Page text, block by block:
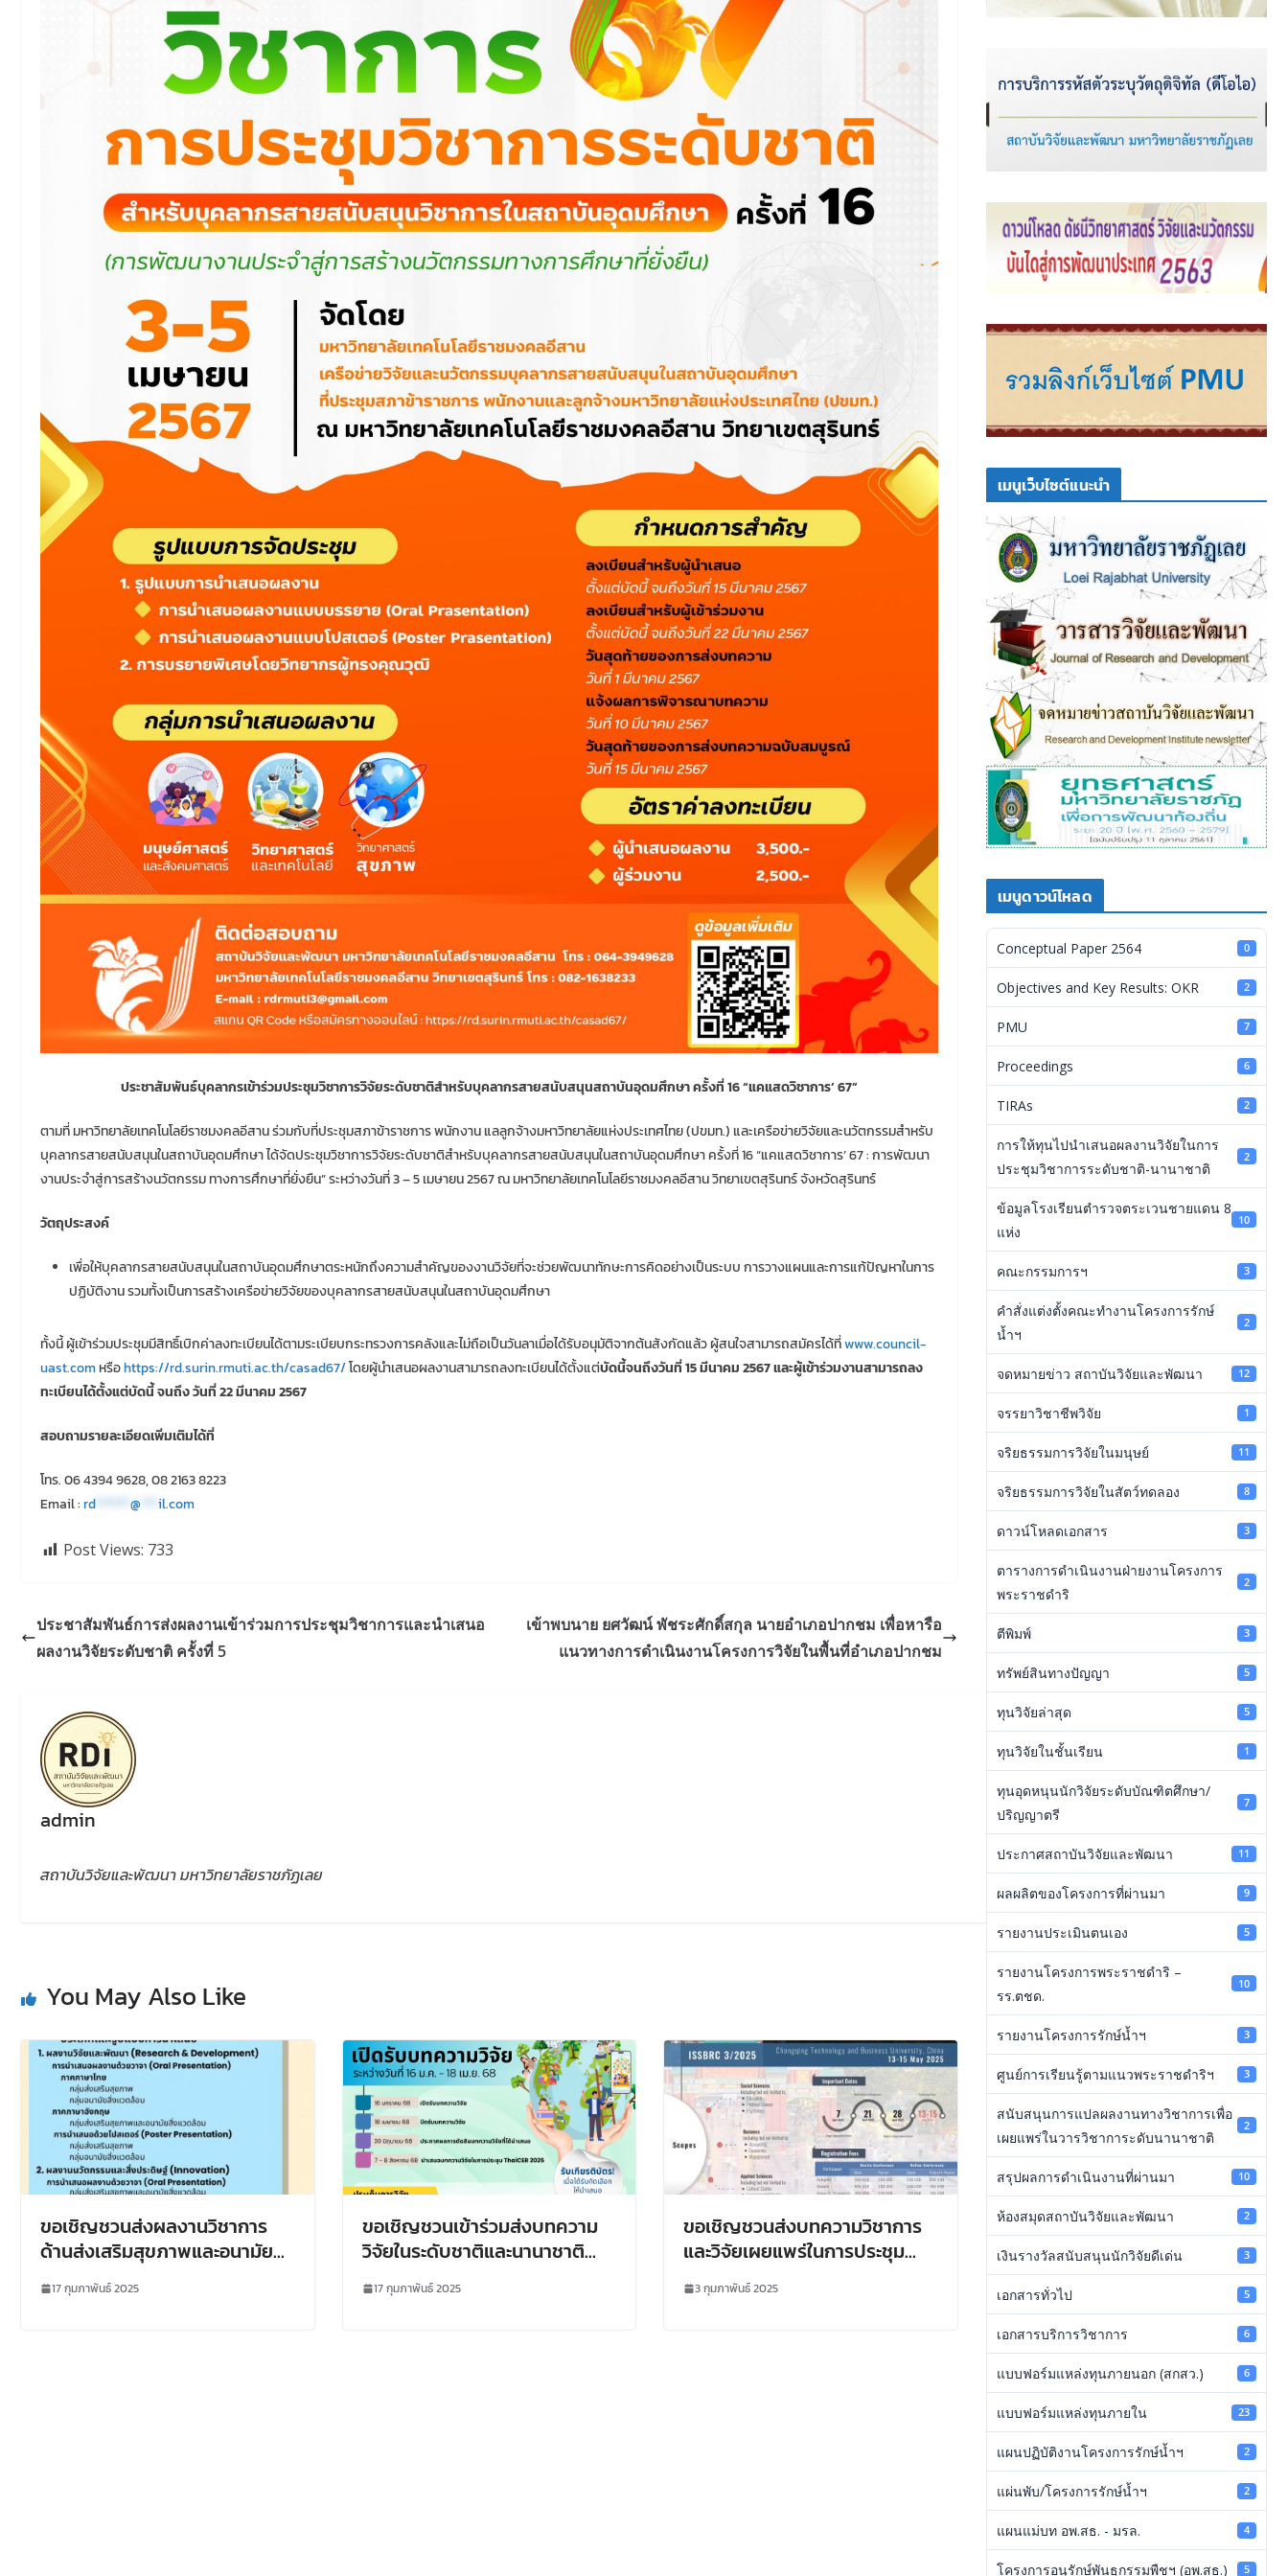
ประชาสัมพันธ์บุคลากรเข้าร่วมประชุมวิชาการวิจัยระดับชาติสำหรับบุคลากรสายสนับสนุนสถาบันอุดมศึกษา ครั้งที่ 16 “แคแสดวิชาการ’ 67”
ตามที่ มหาวิทยาลัยเทคโนโลยีราชมงคลอีสาน ร่วมกับที่ประชุมสภาข้าราชการ พนักงาน แลลูกจ้างมหาวิทยาลัยแห่งประเทศไทย (ปขมท.) และเครือข่ายวิจัยและนวัตกรรมสำหรับ
บุคลากรสายสนับสนุนในสถาบันอุดมศึกษา ได้จัดประชุมวิชาการวิจัยระดับชาติสำหรับบุคลากรสายสนับสนุนในสถาบันอุดมศึกษา ครั้งที่ 16 “แคแสดวิชาการ’ 67 : การพัฒนา
งานประจำสู่การสร้างนวัตกรรม ทางการศึกษาที่ยั่งยืน” ระหว่างวันที่ 3 – 5 เมษายน 2567 ณ มหาวิทยาลัยเทคโนโลยีราชมงคลอีสาน วิทยาเขตสุรินทร์ จังหวัดสุรินทร์
วัตถุประสงค์
เพื่อให้บุคลากรสายสนับสนุนในสถาบันอุดมศึกษาตระหนักถึงความสำคัญของงานวิจัยที่จะช่วยพัฒนาทักษะการคิดอย่างเป็นระบบ การวางแผนและการแก้ปัญหาในการ
ปฏิบัติงาน รวมทั้งเป็นการสร้างเครือข่ายวิจัยของบุคลากรสายสนับสนุนในสถาบันอุดมศึกษา
ทั้งนี้ ผู้เข้าร่วมประชุมมีสิทธิ์เบิกค่าลงทะเบียนได้ตามระเบียบกระทรวงการคลังและไม่ถือเป็นวันลาเมื่อได้รับอนุมัติจากต้นสังกัดแล้ว ผู้สนใจสามารถสมัครได้ที่www.council-
uast.comหรือhttps://rd.surin.rmuti.ac.th/casad67/โดยผู้นำเสนอผลงานสามารถลงทะเบียนได้ตั้งแต่บัดนี้จนถึงวันที่15 มีนาคม 2567 และผู้เข้าร่วมงานสามารถลง
ทะเบียนได้ตั้งแต่บัดนี้ จนถึง วันที่ 22 มีนาคม 2567
สอบถามรายละเอียดเพิ่มเติมได้ที่
โทร. 06 4394 9628, 08 2163 8223
Email :rd @ il.com
Post Views: 733
ประชาสัมพันธ์การส่งผลงานเข้าร่วมการประชุมวิชาการและนำเสนอ
ผลงานวิจัยระดับชาติ ครั้งที่ 5
เข้าพบนาย ยศวัฒน์ พัชระศักดิ์สกุล นายอำเภอปากชม เพื่อหารือ
แนวทางการดำเนินงานโครงการวิจัยในพื้นที่อำเภอปากชม
admin
สถาบันวิจัยและพัฒนา มหาวิทยาลัยราชภัฏเลย
You May Also Like
ขอเชิญชวนส่งผลงานวิชาการ
ด้านส่งเสริมสุขภาพและอนามัย
สิ่งแวดล้อมเข้าร่วมนำเสนอในการ
ประชุมวิชาการส่งเสริมสุขภาพ
17 กุมภาพันธ์ 2025
ขอเชิญชวนเข้าร่วมส่งบทความ
วิจัยในระดับชาติและนานาชาติ
เพื่อคัดเลือกให้นำเสนอในการ
ประชุม Thailand International
17 กุมภาพันธ์ 2025
ขอเชิญชวนส่งบทความวิชาการ
และวิจัยเผยแพร่ในการประชุม
วิชาการ
3 กุมภาพันธ์ 2025
เมนูเว็บไซต์แนะนำ
เมนูดาวน์โหลด
Conceptual Paper 2564 0
Objectives and Key Results: OKR 2
PMU 7
Proceedings 6
TIRAs 2
การให้ทุนไปนำเสนอผลงานวิจัยในการ
ประชุมวิชาการระดับชาติ-นานาชาติ
2
ข้อมูลโรงเรียนตำรวจตระเวนชายแดน 8
แห่ง
10
คณะกรรมการฯ 3
คำสั่งแต่งตั้งคณะทำงานโครงการรักษ์
น้ำฯ
2
จดหมายข่าว สถาบันวิจัยและพัฒนา 12
จรรยาวิชาชีพวิจัย 1
จริยธรรมการวิจัยในมนุษย์ 11
จริยธรรมการวิจัยในสัตว์ทดลอง 8
ดาวน์โหลดเอกสาร 3
ตารางการดำเนินงานฝ่ายงานโครงการ
พระราชดำริ
2
ตีพิมพ์ 3
ทรัพย์สินทางปัญญา 5
ทุนวิจัยล่าสุด 5
ทุนวิจัยในชั้นเรียน 1
ทุนอุดหนุนนักวิจัยระดับบัณฑิตศึกษา/
ปริญญาตรี
7
ประกาศสถาบันวิจัยและพัฒนา 11
ผลผลิตของโครงการที่ผ่านมา 9
รายงานประเมินตนเอง 5
รายงานโครงการพระราชดำริ –
รร.ตชด.
10
รายงานโครงการรักษ์น้ำฯ 3
ศูนย์การเรียนรู้ตามแนวพระราชดำริฯ 3
สนับสนุนการแปลผลงานทางวิชาการเพื่อ
เผยแพร่ในวารวิชาการะดับนานาชาติ
2
สรุปผลการดำเนินงานที่ผ่านมา 10
ห้องสมุดสถาบันวิจัยและพัฒนา 2
เงินรางวัลสนับสนุนนักวิจัยดีเด่น 3
เอกสารทั่วไป 5
เอกสารบริการวิชาการ 6
แบบฟอร์มแหล่งทุนภายนอก (สกสว.) 6
แบบฟอร์มแหล่งทุนภายใน 23
แผนปฏิบัติงานโครงการรักษ์น้ำฯ 2
แผ่นพับ/โครงการรักษ์น้ำฯ 2
แผนแม่บท อพ.สธ. - มรล. 4
โครงการอนุรักษ์พันธุกรรมพืชฯ (อพ.สธ.) 5